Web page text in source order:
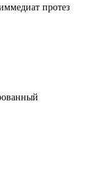
протез